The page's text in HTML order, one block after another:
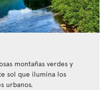
montañas verdes y
sol que ilumina los
urbanos.